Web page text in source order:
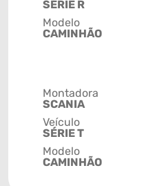
SÉRIE R
Modelo
CAMINHÃO
Montadora
SCANIA
Veículo
SÉRIE T
Modelo
CAMINHÃO